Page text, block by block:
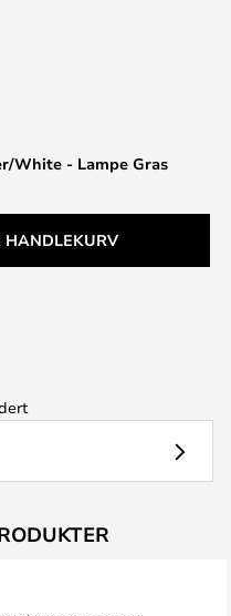
White - Lampe Gras
HANDLEKURV